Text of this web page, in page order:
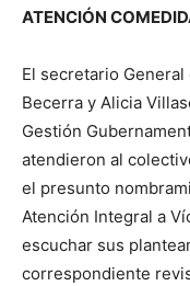
ATENCIÓN
El secretario
Becerra y Alicia
Gestión
atendieron al
el presunto
Atención Integral a
escuchar sus
correspondiente